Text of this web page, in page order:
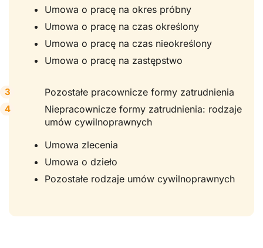
Umowa o pracę na okres próbny
Umowa o pracę na czas określony
Umowa o pracę na czas nieokreślony
Umowa o pracę na zastępstwo
Pozostałe pracownicze formy zatrudnienia
Niepracownicze formy zatrudnienia: rodzaje
umów cywilnoprawnych
Umowa zlecenia
Umowa o dzieło
Pozostałe rodzaje umów cywilnoprawnych